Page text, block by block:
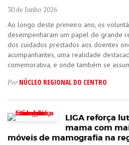
30 de Junho 2026
Ao longo deste primeiro ano, os
desempenharam um papel de grande
dos cuidados prestados aos doentes
acompanhantes, uma realidade
comemorativa, e onde também se
PorNÚCLEO REGIONAL DO CENTRO
LIGA reforça
mama com
móveis de mamografia na